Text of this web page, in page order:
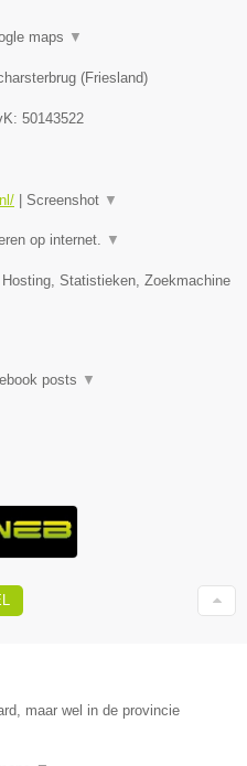
maps ▼
(Friesland)
50143522
Screenshot ▼
op internet. ▼
Statistieken, Zoekmachine
posts ▼
maar wel in de provincie